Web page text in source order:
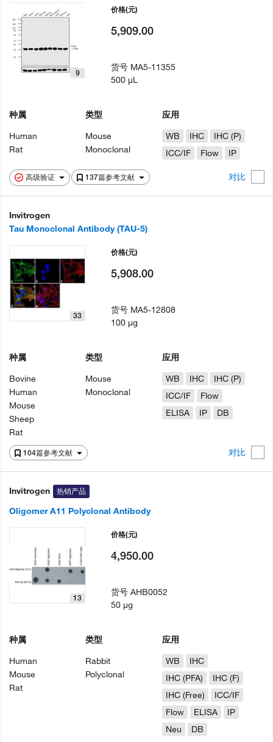
高级验证 137篇参考文献 对比
9
种属
Human
Rat
类型
Mouse
Monoclonal
应用
WB
IHC
IHC (P)
ICC/IF
Flow IP
价格(元)
5,909.00
货号 MA5-11355
500 µL
Invitrogen
Tau Monoclonal Antibody (TAU-5)
104篇参考文献 对比
33
种属
Bovine
Human
Mouse
Sheep
Rat
类型
Mouse
Monoclonal
应用
WB
IHC
IHC (P)
ICC/IF
Flow
ELISA
IP DB
价格(元)
5,908.00
货号 MA5-12808
100 µg
Invitrogen 热销产品
Oligomer A11 Polyclonal Antibody
13
种属
Human
Mouse
Rat
类型
Rabbit
Polyclonal
应用
WB
IHC
IHC (PFA)
IHC (F)
IHC (Free)
ICC/IF
Flow
ELISA
IP
Neu
DB
价格(元)
4,950.00
货号AHB0052
50 µg